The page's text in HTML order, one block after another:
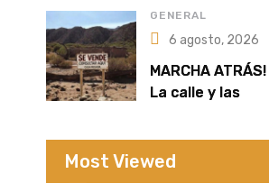
cubrió de blanco
sectores de la
zona rural
GENERAL
6 agosto, 2026
MARCHA ATRÁS!
La calle y las
extranjerización
de tierras
Most Viewed